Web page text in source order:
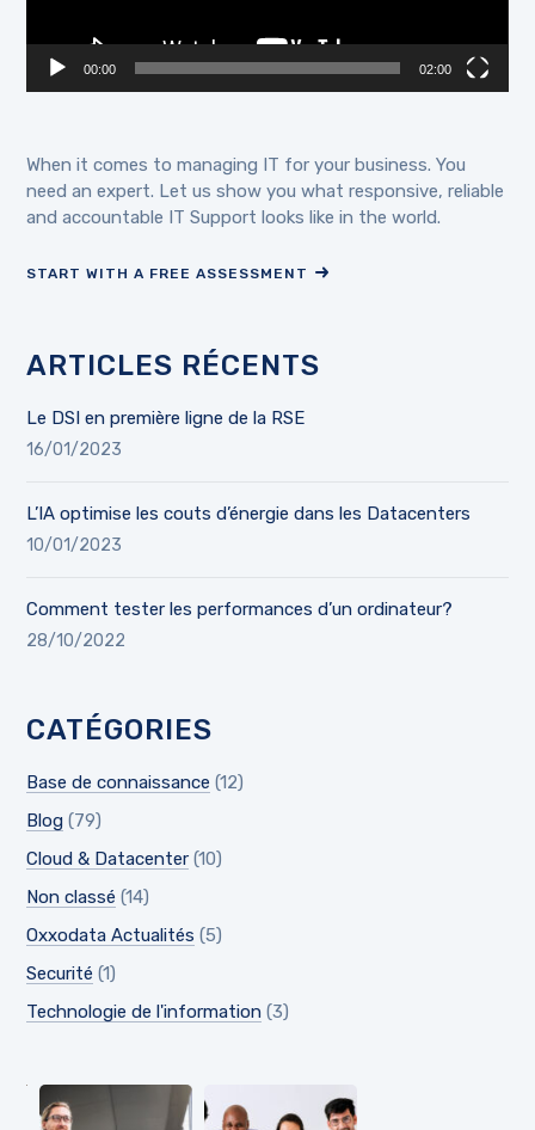
00:00 02:00
When it comes to managing IT for your business. You
need an expert. Let us show you what responsive, reliable
and accountable IT Support looks like in the world.
START WITH A FREE ASSESSMENT
ARTICLES RÉCENTS
Le DSI en première ligne de la RSE
16/01/2023
L’IA optimise les couts d’énergie dans les Datacenters
10/01/2023
Comment tester les performances d’un ordinateur?
28/10/2022
CATÉGORIES
Base de connaissance (12)
Blog (79)
Cloud & Datacenter (10)
Non classé (14)
Oxxodata Actualités (5)
Securité (1)
Technologie de l'information (3)